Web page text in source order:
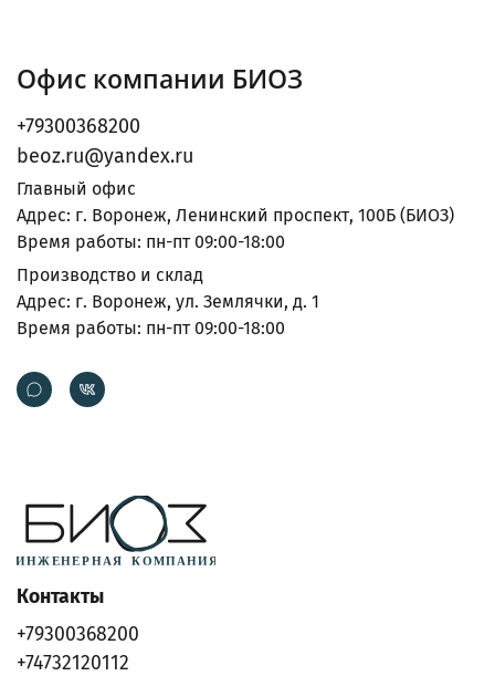
Офис компании БИОЗ
+79300368200
beoz.ru@yandex.ru
Главный офис
Адрес: г. Воронеж, Ленинский проспект, 100Б (БИОЗ)
Время работы: пн-пт 09:00-18:00
Производство и склад
Адрес: г. Воронеж, ул. Землячки, д. 1
Время работы: пн-пт 09:00-18:00
Контакты
+79300368200
+74732120112